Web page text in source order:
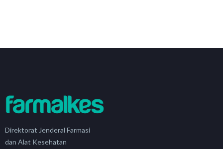
Direktorat Jenderal Farmasi
dan Alat Kesehatan